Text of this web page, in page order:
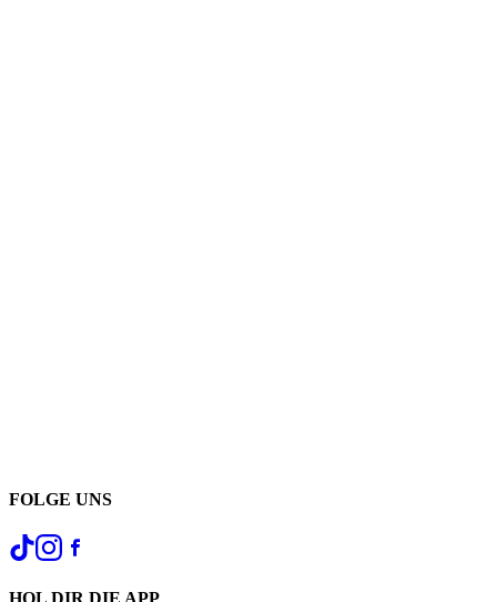
FOLGE UNS
HOL DIR DIE APP